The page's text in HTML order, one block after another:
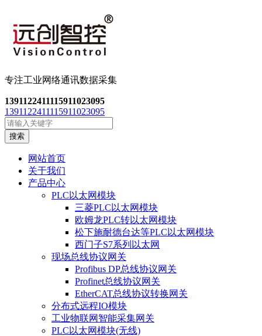
专注工业网络通讯数据采集
1391122411115911023095
1391122411115911023095
搜索
网站首页
关于我们
产品中心
PLC以太网模块
三菱PLC以太网模块
欧姆龙PLC转以太网模块
松下施耐德台达等PLC以太网模块
西门子S7系列以太网
现场总线协议网关
Profibus DP总线协议网关
Profinet总线协议网关
EtherCAT总线协议转换网关
分布式远程IO模块
工业物联网智能采集网关
PLC以太网模块(无线)